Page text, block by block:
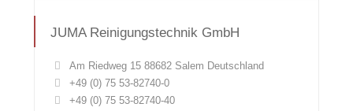
JUMA Reinigungstechnik GmbH
Am Riedweg 15 88682 Salem Deutschland
+49 (0) 75 53-82740-0
+49 (0) 75 53-82740-40